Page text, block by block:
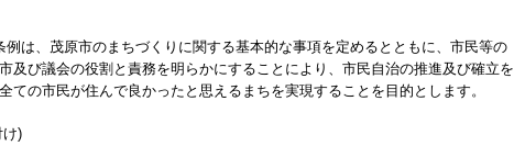
は、茂原市のまちづくりに関する基本的な事項を定めるとともに、市民等の
及び議会の役割と責務を明らかにすることにより、市民自治の推進及び確立を
ての市民が住んで良かったと思えるまちを実現することを目的とします。
け)